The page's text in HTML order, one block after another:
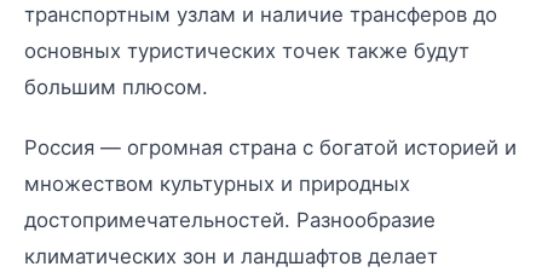
транспортным узлам и наличие трансферов до
основных туристических точек также будут
большим плюсом.
Россия — огромная страна с богатой историей и
множеством культурных и природных
достопримечательностей. Разнообразие
климатических зон и ландшафтов делает